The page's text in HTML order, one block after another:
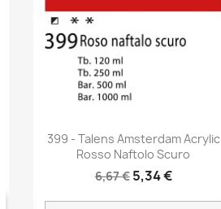
399 - Talens Amsterdam Acrylic
Rosso Naftolo Scuro
6,67 € 5,34 €